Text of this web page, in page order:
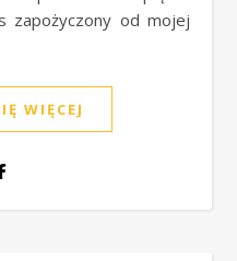
zapożyczony od mojej
WIĘCEJ